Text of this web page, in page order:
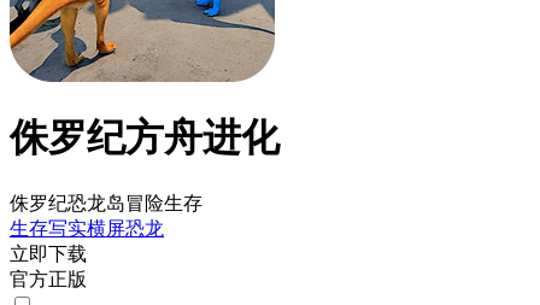
侏罗纪方舟进化
侏罗纪恐龙岛冒险生存
生存写实横屏恐龙
立即下载
官方正版